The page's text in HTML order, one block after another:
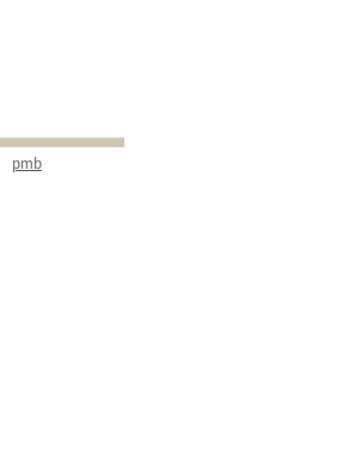
pmb